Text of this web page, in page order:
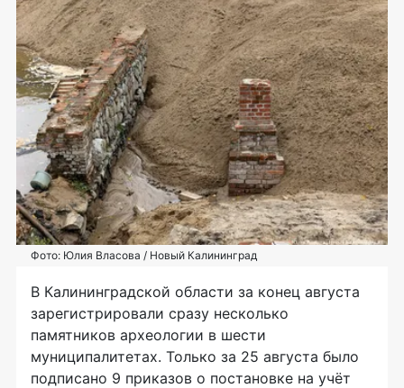
Фото: Юлия Власова / Новый Калининград
В Калининградской области за конец августа
зарегистрировали сразу несколько
памятников археологии в шести
муниципалитетах. Только за 25 августа было
подписано 9 приказов о постановке на учёт